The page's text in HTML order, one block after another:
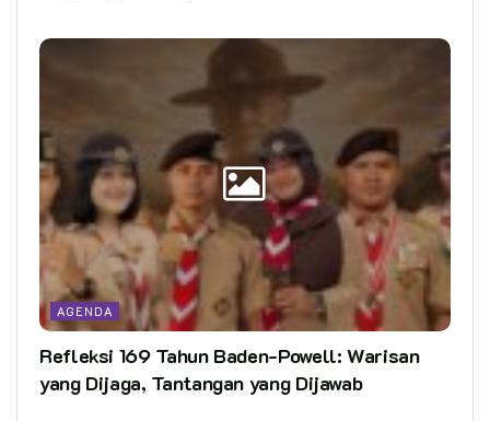
AGENDA
Refleksi 169 Tahun Baden-Powell: Warisan
yang Dijaga, Tantangan yang Dijawab